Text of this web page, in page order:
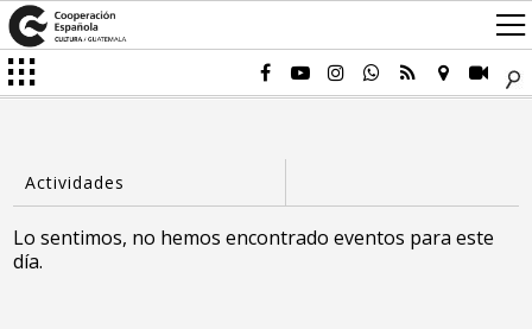
Lo sentimos, no hemos encontrado eventos para este
día.